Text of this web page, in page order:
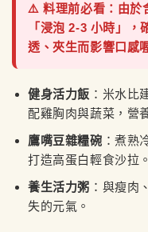
⚠️ 料理前必看：由於
「浸泡 2-3 小時」
透、夾生而影響口感
健身活力飯 ：米水比
配雞胸肉與蔬菜，營
鷹嘴豆雜糧碗 ：煮熟
打造高蛋白輕食沙拉。
養生活力粥 ：與瘦肉
失的元氣。